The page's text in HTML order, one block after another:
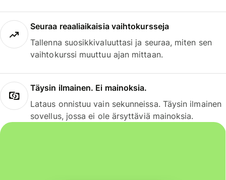
Seuraa reaaliaikaisia vaihtokursseja
Tallenna suosikkivaluuttasi ja seuraa, miten sen
vaihtokurssi muuttuu ajan mittaan.
Täysin ilmainen. Ei mainoksia.
Lataus onnistuu vain sekunneissa. Täysin ilmainen
sovellus, jossa ei ole ärsyttäviä mainoksia.